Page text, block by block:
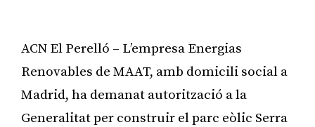
ACN El Perelló – L’empresa Energias
Renovables de MAAT, amb domicili social a
Madrid, ha demanat autorització a la
Generalitat per construir el parc eòlic Serra